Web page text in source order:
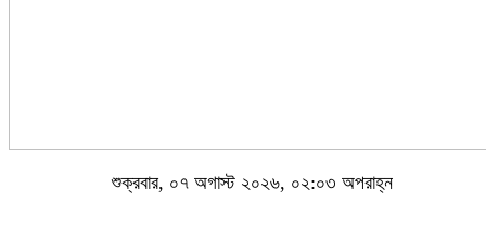
শুক্রবার, ০৭ অগাস্ট ২০২৬, ০২:০৩ অপরাহ্ন